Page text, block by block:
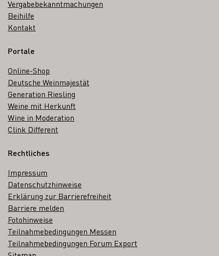
Vergabebekanntmachungen
Beihilfe
Kontakt
Portale
Online-Shop
Deutsche Weinmajestät
Generation Riesling
Weine mit Herkunft
Wine in Moderation
Clink Different
Rechtliches
Impressum
Datenschutzhinweise
Erklärung zur Barrierefreiheit
Barriere melden
Fotohinweise
Teilnahmebedingungen Messen
Teilnahmebedingungen Forum Export